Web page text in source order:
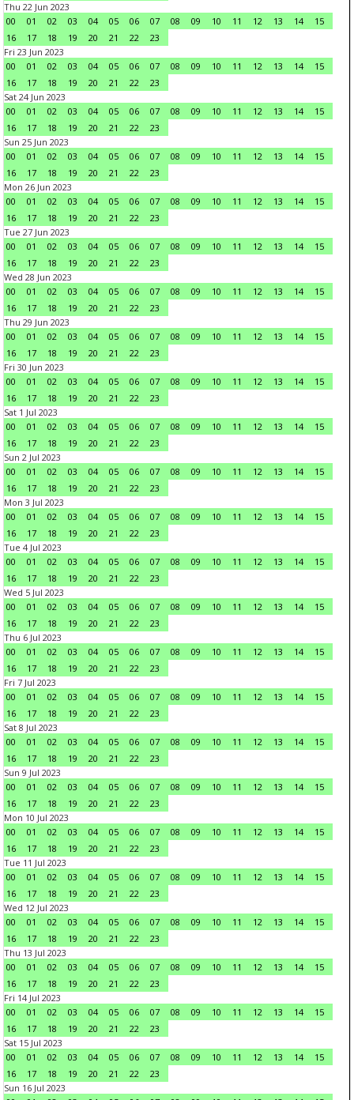
Thu 22 Jun 2023
00
01 02 03 04 05 06 07 08 09 10 11 12 13 14
15
16
17 18 19 20 21 22
23
Fri 23 Jun 2023
00
01 02 03 04 05 06 07 08 09 10 11 12 13 14
15
16
17 18 19 20 21 22
23
Sat 24 Jun 2023
00
01 02 03 04 05 06 07 08 09 10 11 12 13 14
15
16
17 18 19 20 21 22
23
Sun 25 Jun 2023
00
01 02 03 04 05 06 07 08 09 10 11 12 13 14
15
16
17 18 19 20 21 22
23
Mon 26 Jun 2023
00
01 02 03 04 05 06 07 08 09 10 11 12 13 14
15
16
17 18 19 20 21 22
23
Tue 27 Jun 2023
00
01 02 03 04 05 06 07 08 09 10 11 12 13 14
15
16
17 18 19 20 21 22
23
Wed 28 Jun 2023
00
01 02 03 04 05 06 07 08 09 10 11 12 13 14
15
16
17 18 19 20 21 22
23
Thu 29 Jun 2023
00
01 02 03 04 05 06 07 08 09 10 11 12 13 14
15
16
17 18 19 20 21 22
23
Fri 30 Jun 2023
00
01 02 03 04 05 06 07 08 09 10 11 12 13 14
15
16
17 18 19 20 21 22
23
Sat 1 Jul 2023
00
01 02 03 04 05 06 07 08 09 10 11 12 13 14
15
16
17 18 19 20 21 22
23
Sun 2 Jul 2023
00
01 02 03 04 05 06 07 08 09 10 11 12 13 14
15
16
17 18 19 20 21 22
23
Mon 3 Jul 2023
00
01 02 03 04 05 06 07 08 09 10 11 12 13 14
15
16
17 18 19 20 21 22
23
Tue 4 Jul 2023
00
01 02 03 04 05 06 07 08 09 10 11 12 13 14
15
16
17 18 19 20 21 22
23
Wed 5 Jul 2023
00
01 02 03 04 05 06 07 08 09 10 11 12 13 14
15
16
17 18 19 20 21 22
23
Thu 6 Jul 2023
00
01 02 03 04 05 06 07 08 09 10 11 12 13 14
15
16
17 18 19 20 21 22
23
Fri 7 Jul 2023
00
01 02 03 04 05 06 07 08 09 10 11 12 13 14
15
16
17 18 19 20 21 22
23
Sat 8 Jul 2023
00
01 02 03 04 05 06 07 08 09 10 11 12 13 14
15
16
17 18 19 20 21 22
23
Sun 9 Jul 2023
00
01 02 03 04 05 06 07 08 09 10 11 12 13 14
15
16
17 18 19 20 21 22
23
Mon 10 Jul 2023
00
01 02 03 04 05 06 07 08 09 10 11 12 13 14
15
16
17 18 19 20 21 22
23
Tue 11 Jul 2023
00
01 02 03 04 05 06 07 08 09 10 11 12 13 14
15
16
17 18 19 20 21 22
23
Wed 12 Jul 2023
00
01 02 03 04 05 06 07 08 09 10 11 12 13 14
15
16
17 18 19 20 21 22
23
Thu 13 Jul 2023
00
01 02 03 04 05 06 07 08 09 10 11 12 13 14
15
16
17 18 19 20 21 22
23
Fri 14 Jul 2023
00
01 02 03 04 05 06 07 08 09 10 11 12 13 14
15
16
17 18 19 20 21 22
23
Sat 15 Jul 2023
00
01 02 03 04 05 06 07 08 09 10 11 12 13 14
15
16
17 18 19 20 21 22
23
Sun 16 Jul 2023